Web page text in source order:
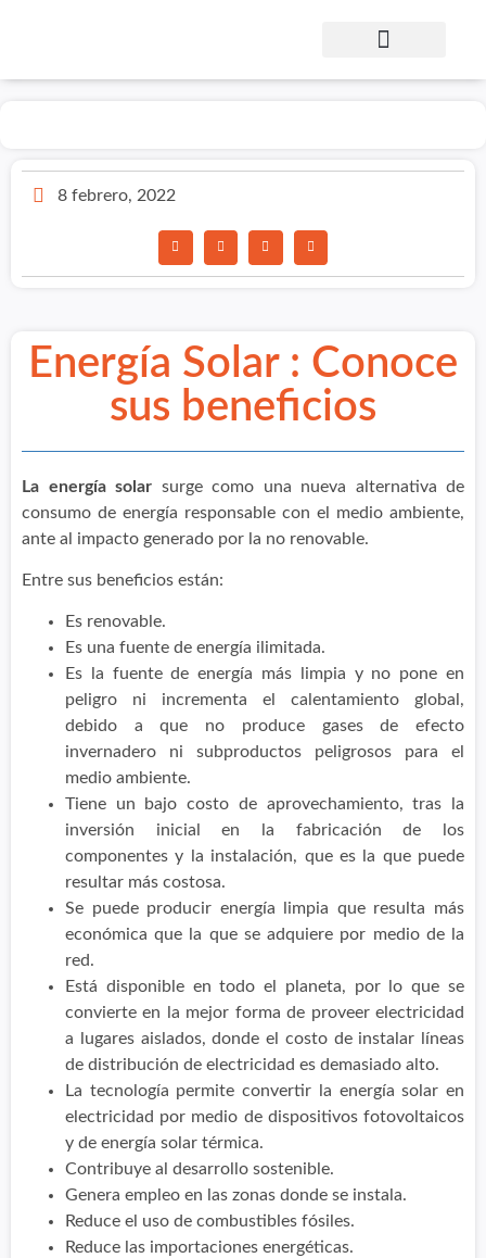
8 febrero, 2022
Energía Solar : Conoce
sus beneficios
La energía solar surge como una nueva alternativa de
consumo de energía responsable con el medio ambiente,
ante al impacto generado por la no renovable.
Entre sus beneficios están:
Es renovable.
Es una fuente de energía ilimitada.
Es la fuente de energía más limpia y no pone en
peligro ni incrementa el calentamiento global,
debido a que no produce gases de efecto
invernadero ni subproductos peligrosos para el
medio ambiente.
Tiene un bajo costo de aprovechamiento, tras la
inversión inicial en la fabricación de los
componentes y la instalación, que es la que puede
resultar más costosa.
Se puede producir energía limpia que resulta más
económica que la que se adquiere por medio de la
red.
Está disponible en todo el planeta, por lo que se
convierte en la mejor forma de proveer electricidad
a lugares aislados, donde el costo de instalar líneas
de distribución de electricidad es demasiado alto.
La tecnología permite convertir la energía solar en
electricidad por medio de dispositivos fotovoltaicos
y de energía solar térmica.
Contribuye al desarrollo sostenible.
Genera empleo en las zonas donde se instala.
Reduce el uso de combustibles fósiles.
Reduce las importaciones energéticas.